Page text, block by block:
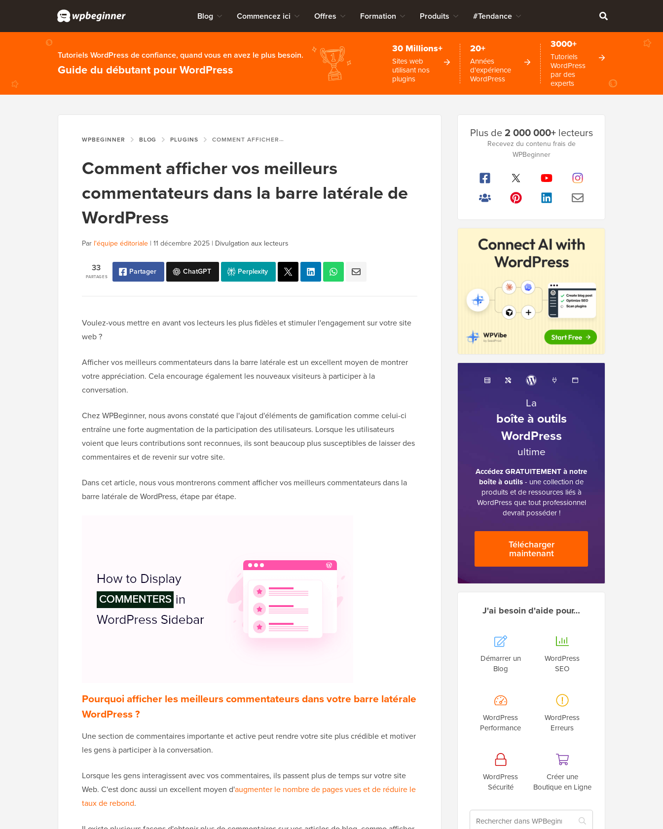
Blog Commencez ici Offres Formation Produits #Tendance
Tutoriels WordPress de confiance, quand vous en avez le plus besoin.
Guide du débutant pour WordPress
30 Millions+
Sites web
utilisant nos
plugins
20+
Années
d'expérience
WordPress
3000+
Tutoriels
WordPress
par des
experts
WPBEGINNER BLOG PLUGINS COMMENT AFFICHER VOS MEILLEURS COMMENTATEURS DANS LA BARRE LATÉRALE DE WORDPRESS
Comment afficher vos meilleurs
commentateurs dans la barre latérale de
WordPress
Par l'équipe éditoriale | 11 décembre 2025 | Divulgation aux lecteurs
PARTAGES
33 Partager ChatGPT Perplexity
Voulez-vous mettre en avant vos lecteurs les plus fidèles et stimuler l'engagement sur votre site
web ?
Afficher vos meilleurs commentateurs dans la barre latérale est un excellent moyen de montrer
votre appréciation. Cela encourage également les nouveaux visiteurs à participer à la
conversation.
Chez WPBeginner, nous avons constaté que l'ajout d'éléments de gamification comme celui-ci
entraîne une forte augmentation de la participation des utilisateurs. Lorsque les utilisateurs
voient que leurs contributions sont reconnues, ils sont beaucoup plus susceptibles de laisser des
commentaires et de revenir sur votre site.
Dans cet article, nous vous montrerons comment afficher vos meilleurs commentateurs dans la
barre latérale de WordPress, étape par étape.
Pourquoi afficher les meilleurs commentateurs dans votre barre latérale
WordPress ?
Une section de commentaires importante et active peut rendre votre site plus crédible et motiver
les gens à participer à la conversation.
Lorsque les gens interagissent avec vos commentaires, ils passent plus de temps sur votre site
Web. C'est donc aussi un excellent moyen d'augmenter le nombre de pages vues et de réduire le
taux de rebond.
latérale
Plus de2 000 000+lecteurs
Recevez du contenu frais de
WPBeginner
La
boîte à outils
WordPress
ultime
Accédez GRATUITEMENT à notre
boîte à outils- une collection de
produits et de ressources liés à
WordPress que tout professionnel
devrait posséder !
Télécharger
maintenant
J'ai besoin d'aide pour…
Démarrer un
Blog
WordPress
SEO
WordPress
Performance
WordPress
Erreurs
WordPress
Sécurité
Créer une
Boutique en Ligne